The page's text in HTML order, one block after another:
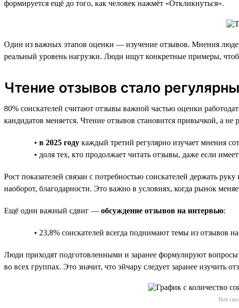
формируется ещё до того, как человек нажмёт «Откликнуться».
Один из важных этапов оценки — изучение отзывов. Мнения
реальный уровень нагрузки. Люди ищут конкретные примеры,
Чтение отзывов стало
80% соискателей считают отзывы важной частью оценки
кандидатов меняется. Чтение отзывов становится привычкой, а
• в 2025 году каждый третий регулярно изучает мнения
• доля тех, кто продолжает читать отзывы, даже если
Рост показателей связан с потребностью соискателей держать
наоборот, благодарности. Это важно в условиях, когда рынок
Ещё один важный сдвиг — обсуждение отзывов на интервью:
• 23,8% соискателей всегда поднимают темы из отзывов
Люди приходят подготовленными и заранее формулируют вопросы
во всех группах. Это значит, что эйчару следует заранее
Вот